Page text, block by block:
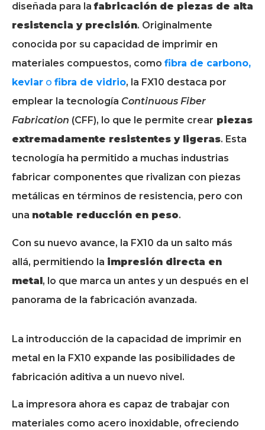
diseñada para lafabricación de piezas de alta
resistencia y precisión. Originalmente
conocida por su capacidad de imprimir en
materiales compuestos, como fibra de carbono,
kevlar o fibra de vidrio, la FX10 destaca por
emplear la tecnología Continuous Fiber
Fabrication (CFF), lo que le permite crear piezas
extremadamente resistentes y ligeras. Esta
tecnología ha permitido a muchas industrias
fabricar componentes que rivalizan con piezas
metálicas en términos de resistencia, pero con
una notable reducción en peso.
Con su nuevo avance, la FX10 da un salto más
allá, permitiendo la impresión directa en
metal, lo que marca un antes y un después en el
panorama de la fabricación avanzada.
La introducción de la capacidad de imprimir en
metal en la FX10 expande las posibilidades de
fabricación aditiva a un nuevo nivel.
La impresora ahora es capaz de trabajar con
materiales como acero inoxidable, ofreciendo